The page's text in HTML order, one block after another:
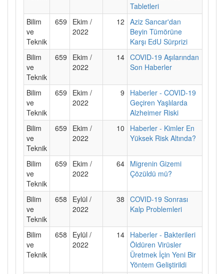
Tabletleri
Bilim
ve
Teknik
659
Ekim /
2022
12 Aziz Sancar'dan
Beyin Tümörüne
Karşı EdU Sürprizi
Bilim
ve
Teknik
659
Ekim /
2022
14 COVID-19 Aşılarından
Son Haberler
Bilim
ve
Teknik
659
Ekim /
2022
9
Haberler - COVID-19
Geçiren Yaşlılarda
Alzheimer Riski
Bilim
ve
Teknik
659
Ekim /
2022
10
Haberler - Kimler En
Yüksek Risk Altında?
Bilim
ve
Teknik
659
Ekim /
2022
64 Migrenin Gizemi
Çözüldü mü?
Bilim
ve
Teknik
658
Eylül /
2022
38 COVID-19 Sonrası
Kalp Problemleri
Bilim
ve
Teknik
658
Eylül /
2022
14 Haberler - Bakterileri
Öldüren Virüsler
Üretmek İçin Yeni Bir
Yöntem Geliştirildi